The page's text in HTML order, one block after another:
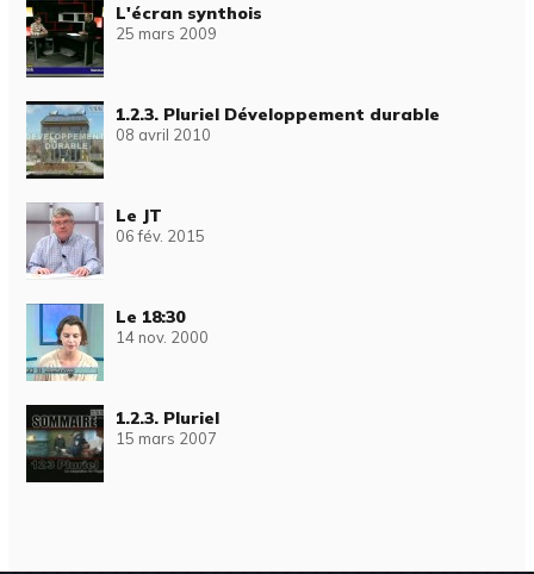
L'écran synthois
25 mars 2009
1.2.3. Pluriel Développement durable
08 avril 2010
Le JT
06 fév. 2015
Le 18:30
14 nov. 2000
1.2.3. Pluriel
15 mars 2007